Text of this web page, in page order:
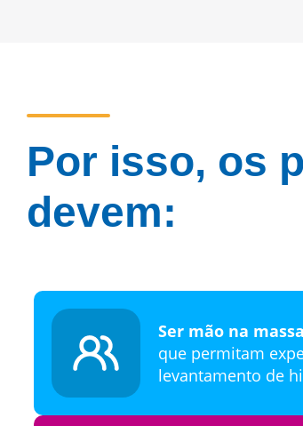
Por isso, os
devem:
Ser mão na
que permitam
levantamento de